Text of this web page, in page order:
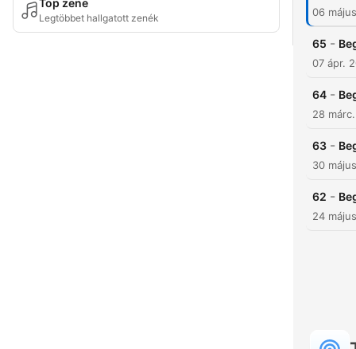
Top zene
Legtöbbet hallgatott zenék 06
65 -
07 ápr.
64 -
28
63 -
30
62 -
24